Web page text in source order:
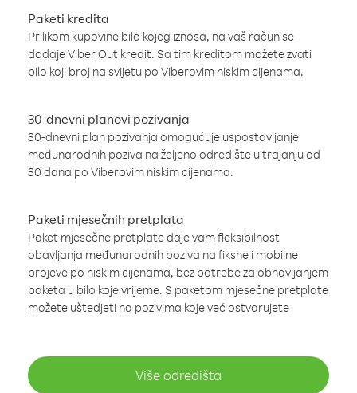
Paketi kredita
Prilikom kupovine bilo kojeg iznosa, na vaš račun se
dodaje Viber Out kredit. Sa tim kreditom možete zvati
bilo koji broj na svijetu po Viberovim niskim cijenama.
30-dnevni planovi pozivanja
30-dnevni plan pozivanja omogućuje uspostavljanje
međunarodnih poziva na željeno odredište u trajanju od
30 dana po Viberovim niskim cijenama.
Paketi mjesečnih pretplata
Paket mjesečne pretplate daje vam fleksibilnost
obavljanja međunarodnih poziva na fiksne i mobilne
brojeve po niskim cijenama, bez potrebe za obnavljanjem
paketa u bilo koje vrijeme. S paketom mjesečne pretplate
možete uštedjeti na pozivima koje već ostvarujete
Više odredišta